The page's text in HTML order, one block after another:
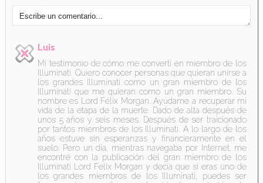
Los Russo y la caída en desgracia de Thor
(3/3): El remate final (05/05/2019)
'Vengadores: Endgame' ya supera los 2K
millones de recaudación (06/05/2019)
Luis
Mi testimonio de cómo me convertí en miembro de los
Illuminati. Quiero conocer personas que quieran unirse a
los grandes Illuminati como un gran miembro de los
Illuminati que me quieran como un gran miembro. Su
nombre es Lord Félix Morgan. Ayúdame a recuperar mi
vida de la etapa de la muerte. Dado de alta después de
unos 5 años y seis meses. Después de ser traicionado
por tantos miembros de los Illuminati. A lo largo de los
años estuve sin esperanzas y financieramente en el
suelo. Pero un día, mientras navegaba por Internet, me
encontré con la publicación del gran miembro de los
Illuminati Lord Felix Morgan y decía que si eras uno de
los grandes miembros de los Illuminati, puedes ser